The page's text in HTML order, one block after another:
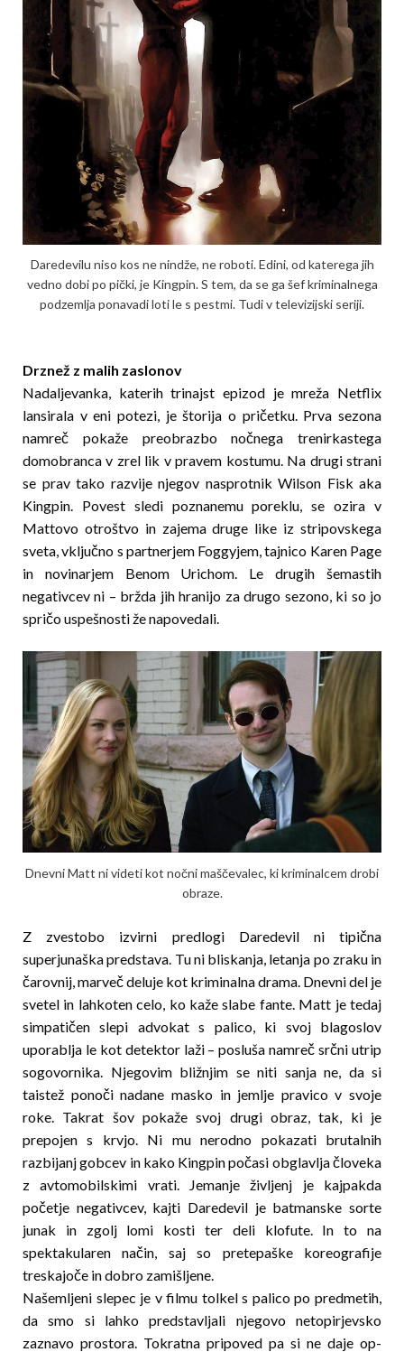
Daredevilu niso kos ne nindže, ne roboti. Edini, od katerega jih
vedno dobi po pički, je Kingpin. S tem, da se ga šef kriminalnega
podzemlja ponavadi loti le s pestmi. Tudi v televizijski seriji.
Drznež z malih zaslonov
Nadaljevanka, katerih trinajst epizod je mreža Net­flix
lansirala v eni potezi, je štorija o pričetku. Prva sezona
namreč pokaže preobrazbo nočnega trenirkastega
domobranca v zrel lik v pravem kostumu. Na drugi strani
se prav tako razvije njegov nasprotnik Wilson Fisk aka
Kingpin. Povest sledi poznanemu poreklu, se ozira v
Mattovo otroštvo in zajema druge like iz stripovskega
sveta, vključno s partnerjem Foggyjem, tajnico Karen Page
in novinarjem Benom Urichom. Le drugih šemastih
negativcev ni – bržda jih hranijo za drugo sezono, ki so jo
spričo uspešnosti že napovedali.
Dnevni Matt ni videti kot nočni maščevalec, ki kriminalcem drobi
obraze.
Z zvestobo izvirni predlogi Daredevil ni tipična
superjunaška predstava. Tu ni bliskanja, letanja po zraku in
čarovnij, marveč deluje kot kriminalna drama. Dnevni del je
svetel in lahkoten celo, ko kaže slabe fante. Matt je tedaj
simpatičen slepi advokat s palico, ki svoj blagoslov
uporablja le kot detektor laži – posluša namreč srčni utrip
sogovornika. Njegovim bližnjim se niti sanja ne, da si
taistež ponoči nadane masko in jemlje pravico v svoje
roke. Takrat šov pokaže svoj drugi obraz, tak, ki je
prepojen s krvjo. Ni mu nerodno pokazati brutalnih
razbijanj gobcev in kako Kingpin počasi obglavlja človeka
z avtomobilskimi vrati. Jemanje življenj je kajpakda
početje negativcev, kajti Daredevil je batmanske sorte
junak in zgolj lomi kosti ter deli klofute. In to na
spektakularen način, saj so pretepaške koreografije
treskajoče in dobro zamišljene.
Našemljeni slepec je v filmu tolkel s palico po predmetih,
da smo si lahko predstavljali njegovo netopirjevsko
zaznavo prostora. Tokratna pripoved pa si ne daje op­